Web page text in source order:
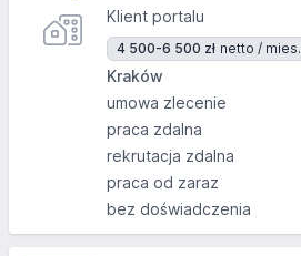
Klient portalu
4 500-6 500 zł netto / mies.
Kraków
umowa zlecenie
praca zdalna
rekrutacja zdalna
praca od zaraz
bez doświadczenia